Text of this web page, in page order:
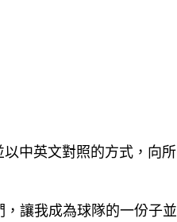
中英文對照的方式，向所
，讓我成為球隊的一份子並